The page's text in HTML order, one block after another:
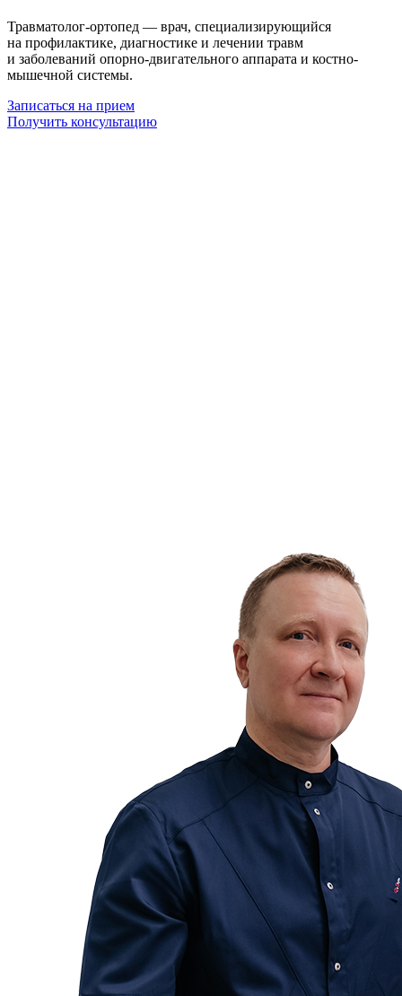
Травматолог-ортопед — врач, специализирующийся
на профилактике, диагностике и лечении травм
и заболеваний опорно-двигательного аппарата и костно-
мышечной системы.
Записаться на прием
Получить консультацию